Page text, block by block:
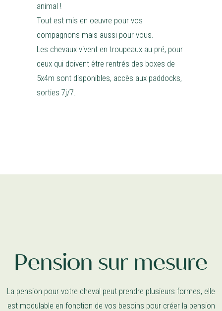
animal !
Tout est mis en oeuvre pour vos
compagnons mais aussi pour vous.
Les chevaux vivent en troupeaux au pré, pour
ceux qui doivent être rentrés des boxes de
5x4m sont disponibles, accès aux paddocks,
sorties 7j/7.
Pension sur mesure
La pension pour votre cheval peut prendre plusieurs formes, elle
est modulable en fonction de vos besoins pour créer la pension